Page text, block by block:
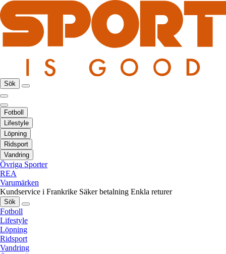
Sök
Fotboll
Lifestyle
Löpning
Ridsport
Vandring
Övriga Sporter
REA
Varumärken
Kundservice i Frankrike Säker betalning Enkla returer
Sök
Fotboll
Lifestyle
Löpning
Ridsport
Vandring